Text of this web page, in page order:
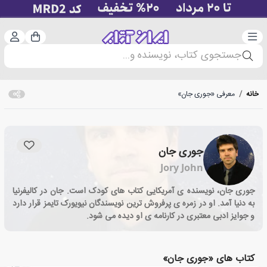
دسته‌بندی سبد
جستجوی کتاب، نویسنده و...
خانه / معرفی «جوری جان»
جوری جان
Jory John
جوری جان، نویسنده ی آمریکایی کتاب های کودک است. جان در کالیفرنیا
به دنیا آمد. او در زمره ی پرفروش ترین نویسندگان نیویورک تایمز قرار دارد
و جوایز ادبی معتبری در کارنامه ی او دیده می شود.
کتاب های «جوری جان»